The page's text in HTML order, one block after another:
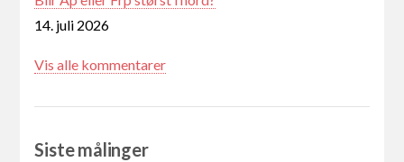
14. juli 2026
Vis alle kommentarer
Siste målinger